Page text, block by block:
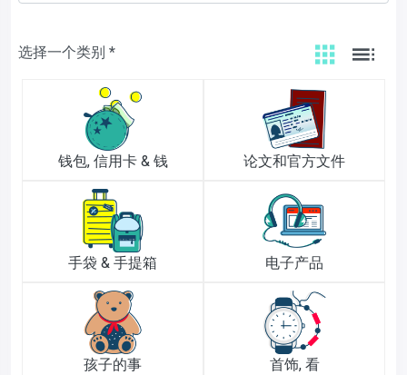
选择一个类别 *
钱包, 信用卡 & 钱 论文和官方文件
手袋 & 手提箱 电子产品
孩子的事 首饰, 看